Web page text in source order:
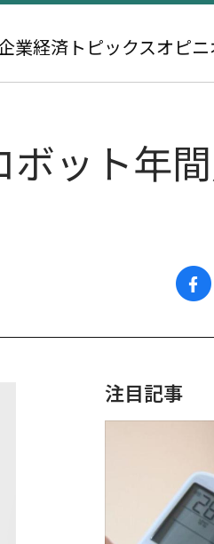
業経済 トピックスオピ
ット年
注目記事